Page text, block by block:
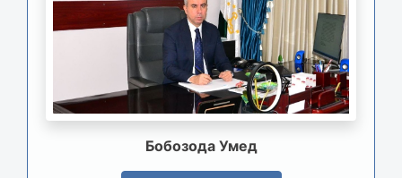
Бобозода Умед